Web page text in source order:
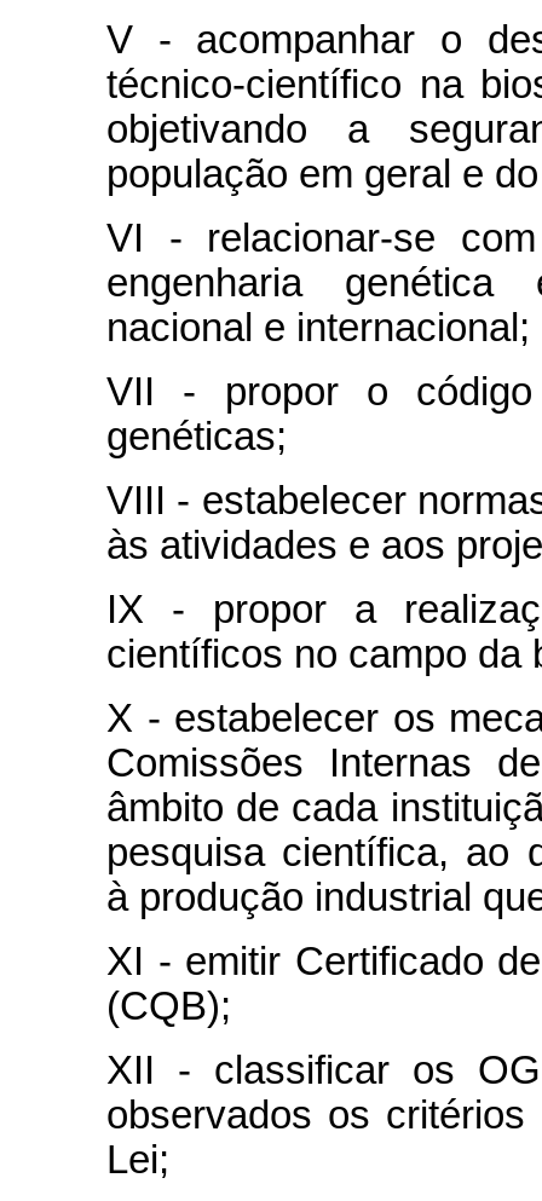
V - acompanhar o
técnico-científico na
objetivando a
população em geral e
VI - relacionar-se
engenharia
nacional e internacional;
VII - propor o código
genéticas;
VIII - estabelecer
às atividades e aos
IX - propor a
científicos no campo da
X - estabelecer os
Comissões Internas
âmbito de cada
pesquisa científica, ao
à produção industrial
XI - emitir Certificado
(CQB);
XII - classificar os
observados os
Lei;